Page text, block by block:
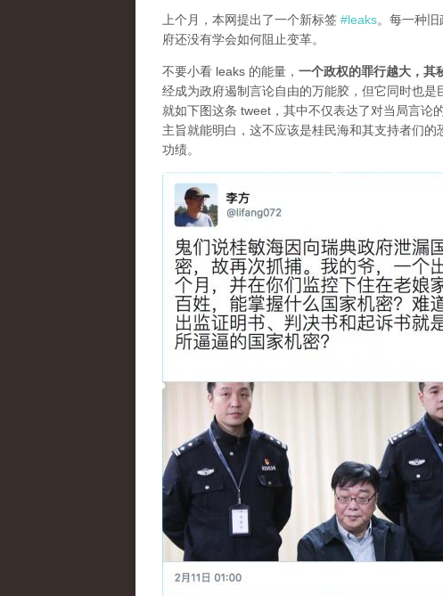
上个月，本网提出了一个新标签 #leaks。每一种
府还没有学会如何阻止变革。
不要小看 leaks 的能量， 一个政权的罪行越大，其
经成为政府遏制言论自由的万能胶，但它同时也是
就如下图这条 tweet，其中不仅表达了对当局言论
主旨就能明白，这不应该是桂民海和其支持者们
功绩。